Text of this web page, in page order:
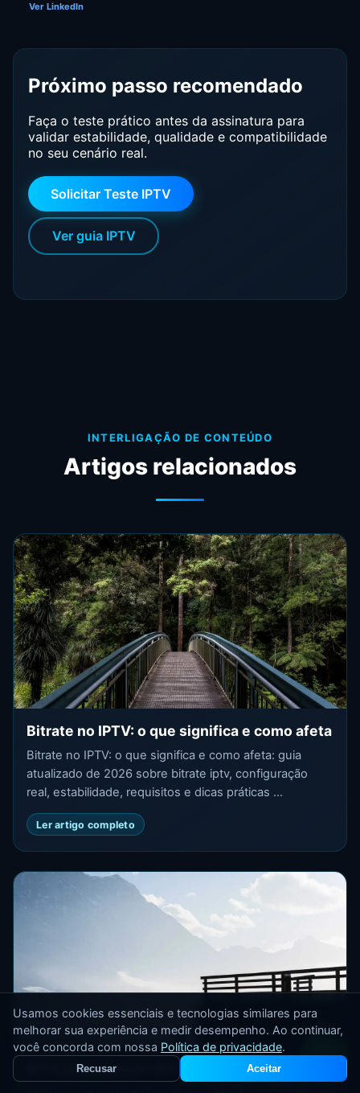
especializados em cultura digital. Pesquisadora
comportamento do consumidor de mídia digital.
Ver LinkedIn
Próximo passo recomendado
Faça o teste prático antes da assinatura para
validar estabilidade, qualidade e compatibilidade
no seu cenário real.
Solicitar Teste IPTV
Ver guia IPTV
INTERLIGAÇÃO DE CONTEÚDO
Artigos relacionados
Bitrate no IPTV: o que significa e como afeta
Bitrate no IPTV: o que significa e como afeta: guia
atualizado de 2026 sobre bitrate iptv, configuração
real, estabilidade, requisitos e dicas práticas ...
Ler artigo completo
IPTV para assistir UFC ao vivo no Brasil
Usamos cookies essenciais e tecnologias similares para
melhorar sua experiência e medir desempenho. Ao continuar,
você concorda com nossa Política de privacidade.
Recusar Aceitar